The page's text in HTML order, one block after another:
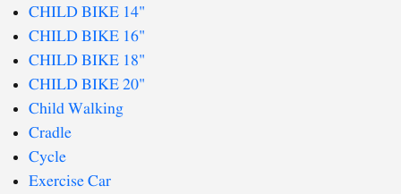
CHILD BIKE 14"
CHILD BIKE 16"
CHILD BIKE 18"
CHILD BIKE 20"
Child Walking
Cradle
Cycle
Exercise Car